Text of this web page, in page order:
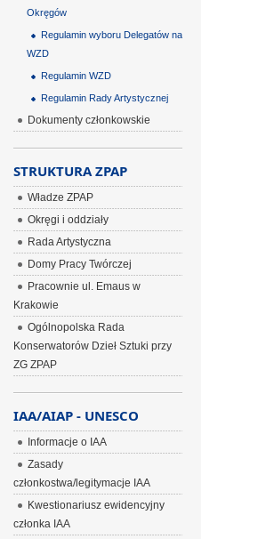
Okręgów
Regulamin wyboru Delegatów na
WZD
Regulamin WZD
Regulamin Rady Artystycznej
Dokumenty członkowskie
STRUKTURA ZPAP
Władze ZPAP
Okręgi i oddziały
Rada Artystyczna
Domy Pracy Twórczej
Pracownie ul. Emaus w
Krakowie
Ogólnopolska Rada
Konserwatorów Dzieł Sztuki przy
ZG ZPAP
IAA/AIAP - UNESCO
Informacje o IAA
Zasady
członkostwa/legitymacje IAA
Kwestionariusz ewidencyjny
członka IAA